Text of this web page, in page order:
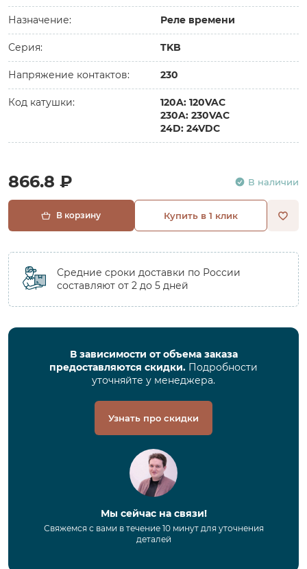
Назначение: Реле времени
Серия: TKB
Напряжение контактов: 230
Код катушки:
120A: 120VAC
230A: 230VAC
24D: 24VDC
866.8 ₽ В наличии
В корзину Купить в 1 клик
Средние сроки доставки по России
составляют от 2 до 5 дней
В зависимости от объема заказа
предоставляются скидки. Подробности
уточняйте у менеджера.
Узнать про скидки
Мы сейчас на связи!
Свяжемся с вами в течение 10 минут для уточнения
деталей